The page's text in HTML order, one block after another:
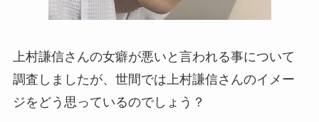
上村謙信さんの女癖が悪いと言われる事について
調査しましたが、世間では上村謙信さんのイメー
ジをどう思っているのでしょう？